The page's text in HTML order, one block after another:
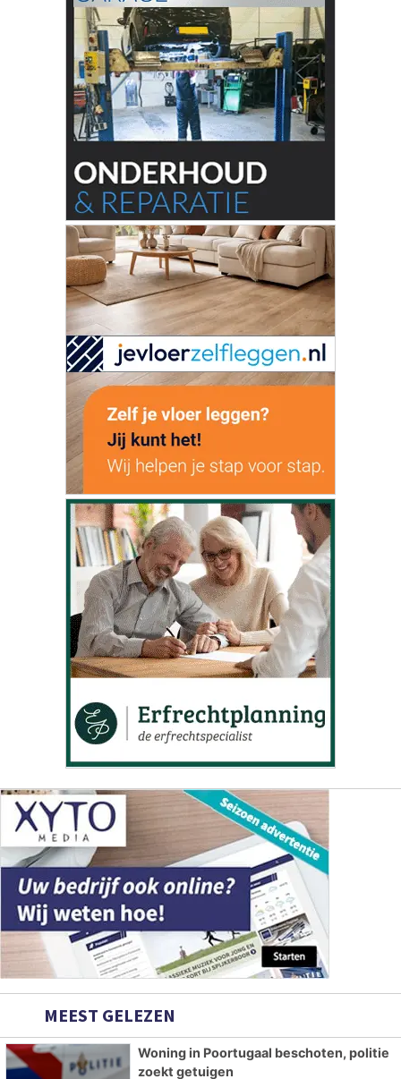
MEEST GELEZEN
Woning in Poortugaal beschoten, politie
zoekt getuigen